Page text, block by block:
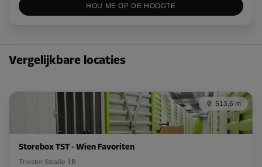
HOU ME OP DE HOOGTE
Vergelijkbare locaties
513,6 m
Storebox TST - Wien Favoriten
Triester Straße 1B